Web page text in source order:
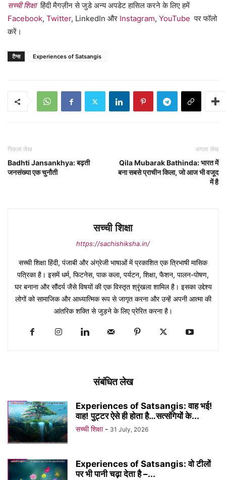
सच्ची शिक्षाहिंदी मैगज़ीन से जुडे अन्य अपडेट हासिल करने के लिए हमें
Facebook, Twitter, LinkedIn और Instagram, YouTube पर फॉलो
करें।
टैग्स Experiences of Satsangis
पिछला लेख
Badhti Jansankhya: बढ़ती
जनसंख्या एक चुनौती
अगला लेख
Qila Mubarak Bathinda: भारत में
बना सबसे प्राचीन किला, जो आज भी वजूद
में है
सच्ची शिक्षा
https://sachishiksha.in/
सच्ची शिक्षा हिंदी, पंजाबी और अंग्रेजी भाषाओं में प्रकाशित एक त्रिभाषी मासिक
पत्रिका है। इसमें धर्म, फिटनेस, पाक कला, पर्यटन, शिक्षा, फैशन, पालन-पोषण,
घर बनाना और सौंदर्य जैसे विषयों की एक विस्तृत श्रृंखला शामिल है। इसका उद्देश्य
लोगों को सामाजिक और आध्यात्मिक रूप से जागृत करना और उन्हें अपनी आत्मा की
आंतरिक शक्ति से जुड़ने के लिए प्रेरित करना है।
संबंधित लेख
Experiences of Satsangis: वाह भई!
वाह! पुट्टर ऐसे ही होता है…सत्संगियों के...
सच्ची शिक्षा - 31 July, 2026
Experiences of Satsangis: वो टीलों
पर भी पानी चढ़ा देता है –...